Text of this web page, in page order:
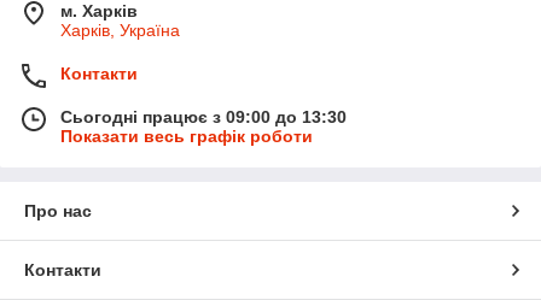
м. Харків
Харків, Україна
Контакти
Сьогодні працює з 09:00 до 13:30
Показати весь графік роботи
Про нас
Контакти